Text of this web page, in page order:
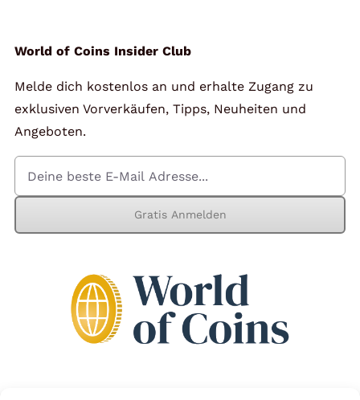
Kontakt
Mein Konto
Warenkorb
World of Coins Insider Club
Melde dich kostenlos an und erhalte Zugang zu
exklusiven Vorverkäufen, Tipps, Neuheiten und
Angeboten.
Gratis Anmelden